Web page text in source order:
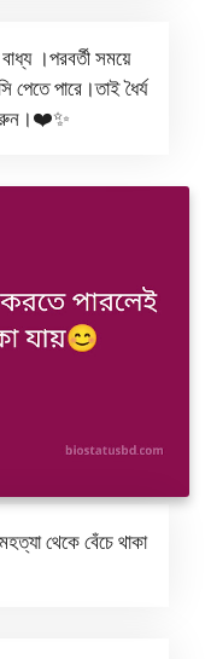
।পরবর্তী সময়ে
পেতে পারে।তাই ধৈর্য
থেকে বেঁচে থাকা